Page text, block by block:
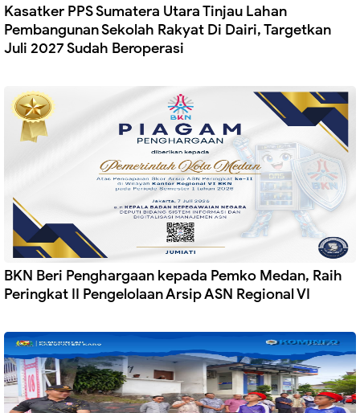
Kasatker PPS Sumatera Utara Tinjau Lahan
Pembangunan Sekolah Rakyat Di Dairi, Targetkan
Juli 2027 Sudah Beroperasi
BKN Beri Penghargaan kepada Pemko Medan, Raih
Peringkat II Pengelolaan Arsip ASN Regional VI